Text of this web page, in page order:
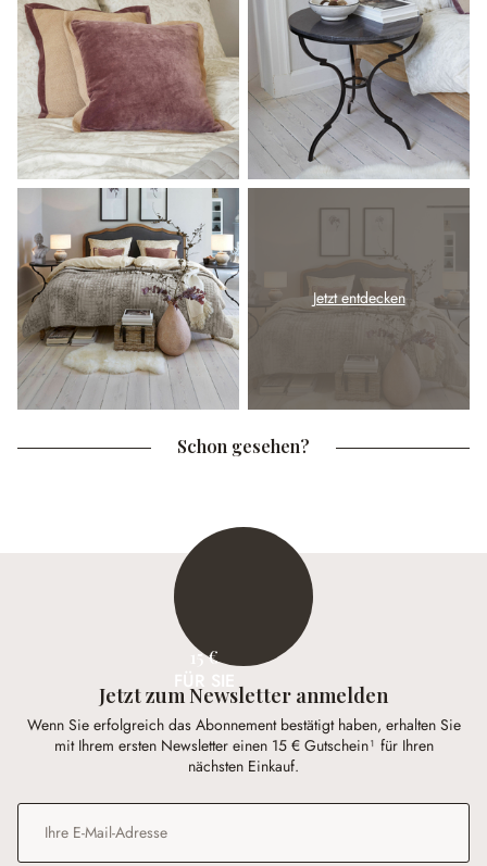
Jetzt entdecken
Schon gesehen?
15 €
Jetzt zum Newsletter anmelden
Wenn Sie erfolgreich das Abonnement bestätigt haben, erhalten Sie
mit Ihrem ersten Newsletter einen 15 € Gutschein¹ für Ihren
nächsten Einkauf.
E-Mail-Adresse